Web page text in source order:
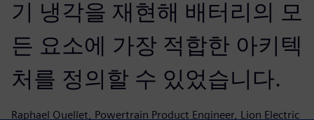
기 냉각을 재현해 배터리의 모
든 요소에 가장 적합한 아키텍
처를 정의할 수 있었습니다.
Raphael Ouellet, Powertrain Product Engineer, Lion Electric